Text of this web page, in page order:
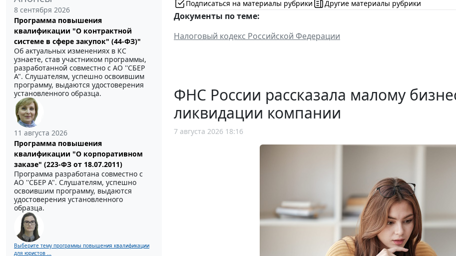
8 сентября 2026
Программа повышения
квалификации "О контрактной
системе в сфере закупок" (44-ФЗ)"
Об актуальных изменениях в КС
узнаете, став участником программы,
разработанной совместно с АО ''СБЕР
А". Слушателям, успешно освоившим
программу, выдаются удостоверения
установленного образца.
11 августа 2026
Программа повышения
квалификации "О корпоративном
заказе" (223-ФЗ от 18.07.2011)
Программа разработана совместно с
АО ''СБЕР А". Слушателям, успешно
освоившим программу, выдаются
удостоверения установленного
образца.
Выберите тему программы повышения квалификации
для юристов ...
Подписаться на материалы рубрики
Другие материалы рубрики
Документы по теме:
Налоговый кодекс Российской Федерации
ФНС России рассказала малому
ликвидации компании
7 августа 2026 18:16